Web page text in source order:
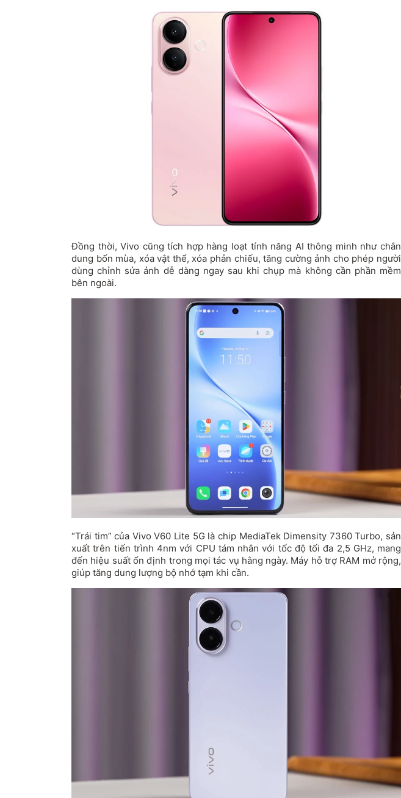
Đồng thời, Vivo cũng tích hợp hàng loạt tính năng AI thông minh như chân
dung bốn mùa, xóa vật thể, xóa phản chiếu, tăng cường ảnh cho phép người
dùng chỉnh sửa ảnh dễ dàng ngay sau khi chụp mà không cần phần mềm
bên ngoài.
“Trái tim” của Vivo V60 Lite 5G là chip MediaTek Dimensity 7360 Turbo, sản
xuất trên tiến trình 4nm với CPU tám nhân với tốc độ tối đa 2,5 GHz, mang
đến hiệu suất ổn định trong mọi tác vụ hằng ngày. Máy hỗ trợ RAM mở rộng,
giúp tăng dung lượng bộ nhớ tạm khi cần.